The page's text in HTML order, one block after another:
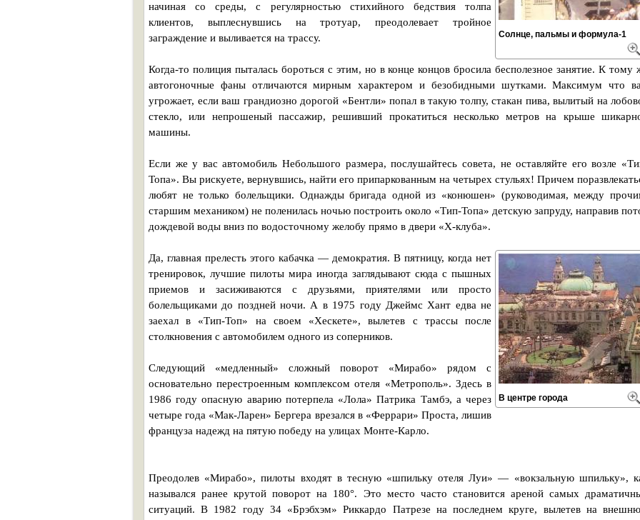
Солнце, пальмы и формула-1
начиная со среды, с регулярностью стихийного бедствия толпа
клиентов, выплеснувшись на тротуар, преодолевает тройное
заграждение и выливается на трассу.
Когда-то полиция пыталась бороться с этим, но в конце концов бросила бесполезное занятие. К тому
автогоночные фаны отличаются мирным характером и безобидными шутками. Максимум что
угрожает, если ваш грандиозно дорогой «Бентли» попал в такую толпу, стакан пива, вылитый на
стекло, или непрошеный пассажир, решивший прокатиться несколько метров на крыше
машины.
Если же у вас автомобиль Небольшого размера, послушайтесь совета, не оставляйте его возле
Топа». Вы рискуете, вернувшись, найти его припаркованным на четырех стульях! Причем
любят не только болельщики. Однажды бригада одной из «конюшен» (руководимая, между
старшим механиком) не поленилась ночью построить около «Тип-Топа» детскую запруду, направив
дождевой воды вниз по водосточному желобу прямо в двери «Х-клуба».
В центре города
Да, главная прелесть этого кабачка — демократия. В пятницу, когда нет
тренировок, лучшие пилоты мира иногда заглядывают сюда с пышных
приемов и засиживаются с друзьями, приятелями или просто
болельщиками до поздней ночи. А в 1975 году Джеймс Хант едва не
заехал в «Тип-Топ» на своем «Хескете», вылетев с трассы после
столкновения с автомобилем одного из соперников.
Следующий «медленный» сложный поворот «Мирабо» рядом с
основательно перестроенным комплексом отеля «Метрополь». Здесь в
1986 году опасную аварию потерпела «Лола» Патрика Тамбэ, а через
четыре года «Мак-Ларен» Бергера врезался в «Феррари» Проста, лишив
француза надежд на пятую победу на улицах Монте-Карло.
Преодолев «Мирабо», пилоты входят в тесную «шпильку отеля Луи» — «вокзальную шпильку»,
назывался ранее крутой поворот на 180°. Это место часто становится ареной самых
ситуаций. В 1982 году 34 «Брэбхэм» Риккардо Патрезе на последнем круге, вылетев на